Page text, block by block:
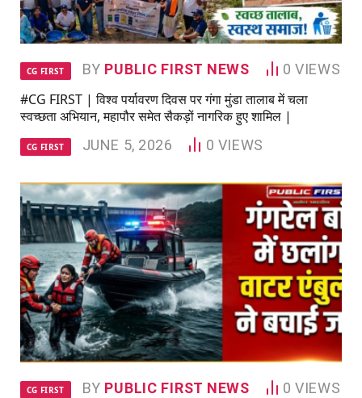
CG FIRST BY PUBLIC FIRST NEWS 0VIEWS
#CG FIRST | विश्व पर्यावरण दिवस पर गंगा मुंडा तालाब में चला
स्वच्छता अभियान, महापौर समेत सैकड़ों नागरिक हुए शामिल |
CG FIRST JUNE 5, 2026 0 VIEWS
CG FIRST BY PUBLIC FIRST NEWS 0VIEWS